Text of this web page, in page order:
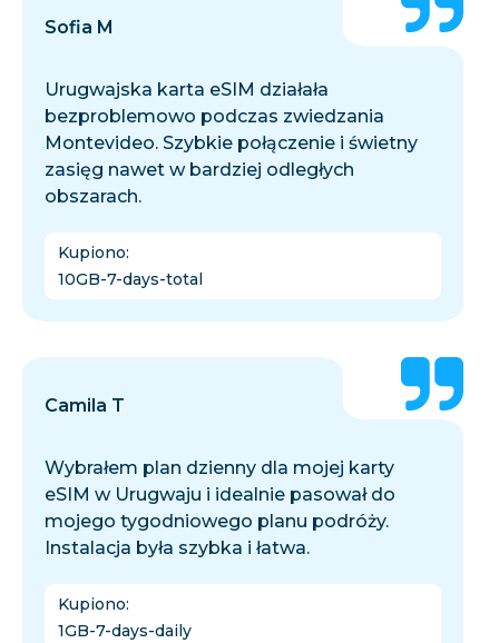
Sofia M
Urugwajska karta eSIM działała
bezproblemowo podczas zwiedzania
Montevideo. Szybkie połączenie i świetny
zasięg nawet w bardziej odległych
obszarach.
Kupiono:
10GB-7-days-total
Camila T
Wybrałem plan dzienny dla mojej karty
eSIM w Urugwaju i idealnie pasował do
mojego tygodniowego planu podróży.
Instalacja była szybka i łatwa.
Kupiono:
1GB-7-days-daily